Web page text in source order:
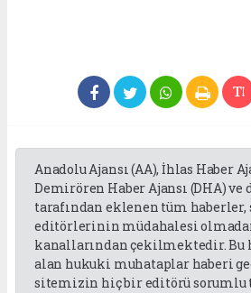
Anadolu Ajansı (AA), İhlas Haber
Demirören Haber Ajansı (DHA) ve
tarafından eklenen tüm
editörlerinin müdahalesi
kanallarından çekilmektedir. Bu
alan hukuki muhataplar haberi
sitemizin hiç bir editörü sorumlu